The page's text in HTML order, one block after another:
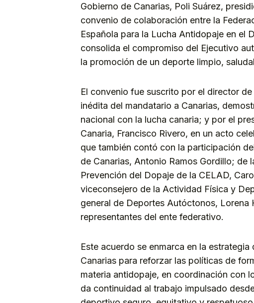
Gobierno de Canarias, Poli Suárez,
convenio de colaboración entre la
Española para la Lucha Antidopaje en el
consolida el compromiso del Ejecutivo
la promoción de un deporte limpio,
El convenio fue suscrito por el director
inédita del mandatario a Canarias,
nacional con la lucha canaria; y por el
Canaria, Francisco Rivero, en un acto
que también contó con la participación
de Canarias, Antonio Ramos Gordillo;
Prevención del Dopaje de la CELAD,
viceconsejero de la Actividad Física y
general de Deportes Autóctonos, Lorena
representantes del ente federativo.
Este acuerdo se enmarca en la
Canarias para reforzar las políticas de
materia antidopaje, en coordinación con
da continuidad al trabajo impulsado